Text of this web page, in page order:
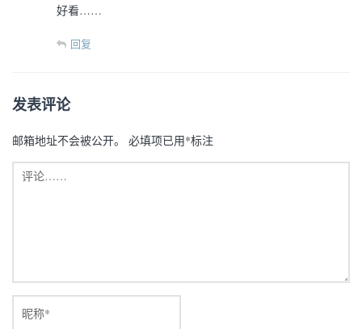
好看……
回复
发表评论
邮箱地址不会被公开。 必填项已用*标注